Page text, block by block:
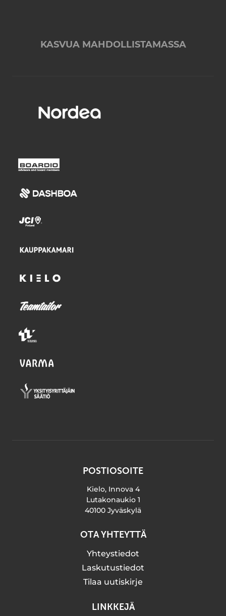
KASVUA MAHDOLLISTAMASSA
POSTIOSOITE
Kielo, Innova 4
Lutakonaukio 1
40100 Jyväskylä
OTA YHTEYTTÄ
Yhteystiedot
Laskutustiedot
Tilaa uutiskirje
LINKKEJÄ